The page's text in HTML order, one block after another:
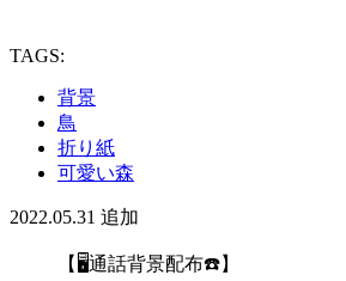
TAGS:
背景
鳥
折り紙
可愛い森
2022.05.31 追加
【🖥通話背景配布☎️】